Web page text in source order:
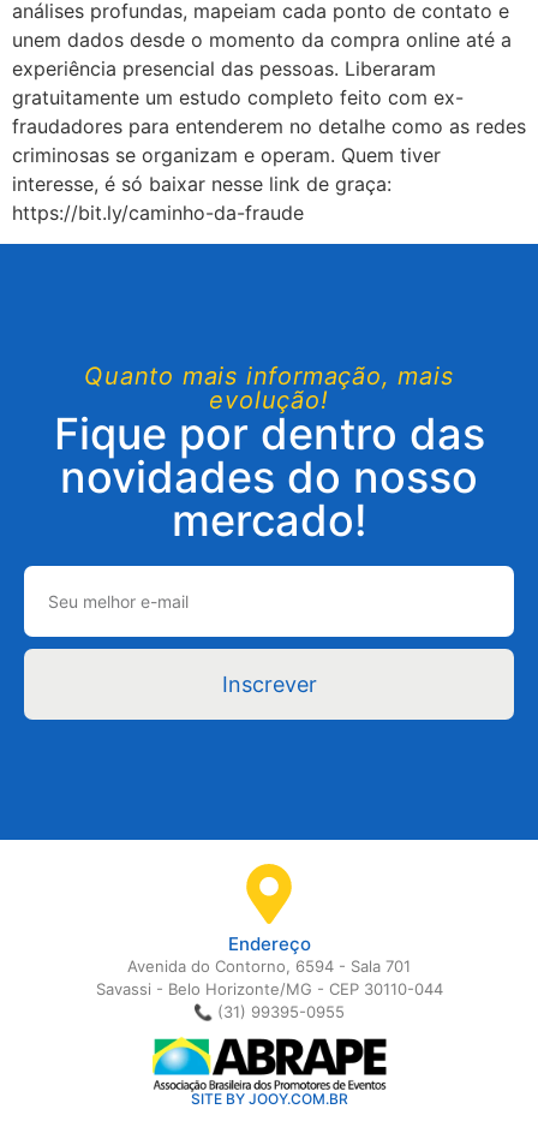
análises profundas, mapeiam cada ponto de contato e
unem dados desde o momento da compra online até a
experiência presencial das pessoas. Liberaram
gratuitamente um estudo completo feito com ex-
fraudadores para entenderem no detalhe como as redes
criminosas se organizam e operam. Quem tiver
interesse, é só baixar nesse link de graça:
https://bit.ly/caminho-da-fraude
Quanto mais informação, mais
evolução!
Fique por dentro das
novidades do nosso
mercado!
Inscrever
Endereço
Avenida do Contorno, 6594 - Sala 701
Savassi - Belo Horizonte/MG - CEP 30110-044
📞 (31) 99395-0955
SITE BY JOOY.COM.BR